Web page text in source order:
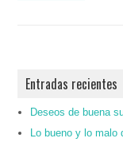
Entradas recientes
Deseos de buena
Lo bueno y lo